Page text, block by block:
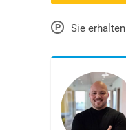
P Sie erhalten